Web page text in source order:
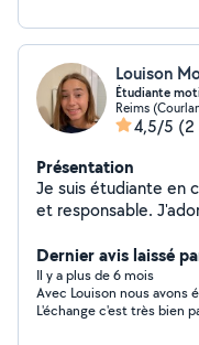
baptêmes, des anniversaires. Je suis
et créative, je
activités avec vos
vous êtes d'accord ! N'hésitez pas à me contacter si
vous souhaitez plus
Louison
Étudiante
Reims
4,5/5 (2
Présentation
Je suis étudiante en
et responsable.
vos vacances ou vos
Dernier avis laissé
Il y a plus de 6 mois
Avec Louison nous avons
L'échange c'est très bien passé, et cela m'a mis en confiance.